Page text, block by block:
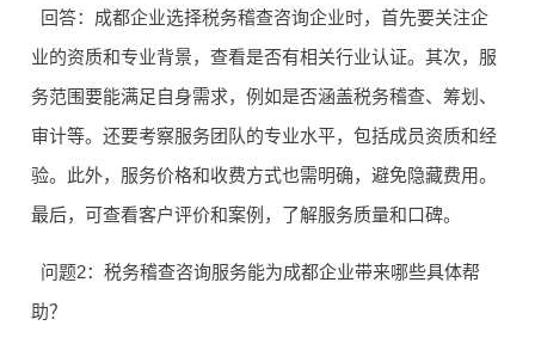
回答：成都企业选择税务稽查咨询企业时，首先要关注企
业的资质和专业背景，查看是否有相关行业认证。其次，服
务范围要能满足自身需求，例如是否涵盖税务稽查、筹划、
审计等。还要考察服务团队的专业水平，包括成员资质和经
验。此外，服务价格和收费方式也需明确，避免隐藏费用。
最后，可查看客户评价和案例，了解服务质量和口碑。
问题2：税务稽查咨询服务能为成都企业带来哪些具体帮
助？